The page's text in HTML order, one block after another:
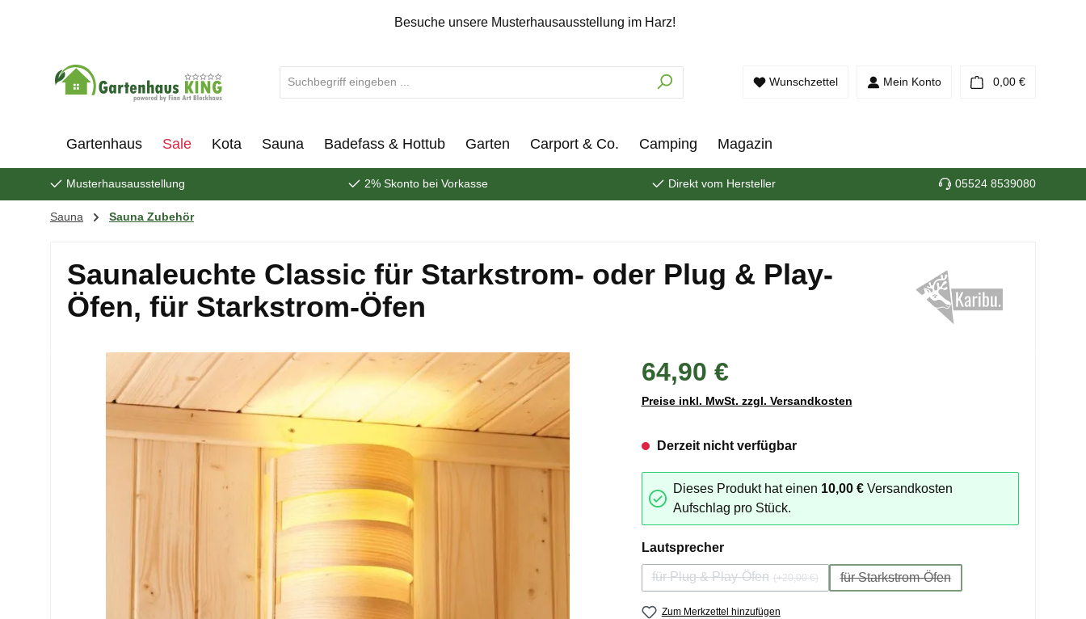
Besuche unsere Musterhausausstellung im Harz!
Wunschzettel Mein Konto 0,00 €Warenkorb
Gartenhaus Sale Kota Sauna Badefass & Hottub Garten Carport & Co. Camping Magazin
Musterhausausstellung 2% Skonto bei Vorkasse Direkt vom Hersteller 05524 8539080
Sauna Sauna Zubehör
Saunaleuchte Classic für Starkstrom- oder Plug & Play-
Öfen, für Starkstrom-Öfen
Bildergalerie überspringen 64,90 €
Preise inkl. MwSt. zzgl. Versandkosten
Derzeit nicht verfügbar
Dieses Produkt hat einen 10,00 €Versandkosten
Aufschlag pro Stück.
Lautsprecherauswählen
(Diese Option ist zurzeit nicht verfügbar.)
für Plug & Play-Öfen (+20,00 €) für Starkstrom-Öfen
Zum Merkzettel hinzufügen